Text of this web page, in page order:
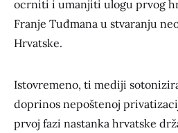
ocrniti i umanjiti ulogu prvog
Franje Tuđmana u stvaranju
Hrvatske.
Istovremeno, ti mediji
doprinos nepoštenoj
prvoj fazi nastanka hrvatske